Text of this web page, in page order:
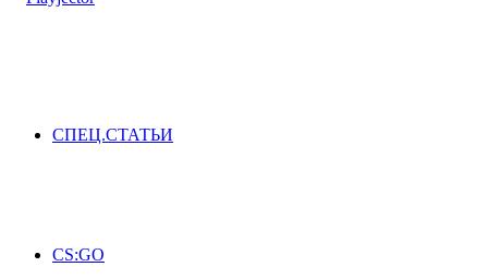
СПЕЦ.СТАТЬИ
CS:GO